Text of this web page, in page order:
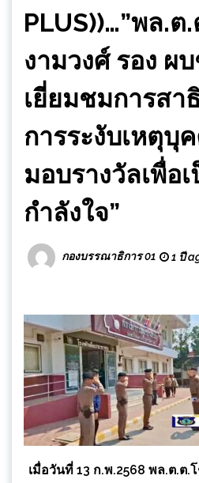
PLUS))…”พล.
งามวงศ์ รอง ผ
เยี่ยมชมการส
การระงับเหตุบุ
มอบรางวัลเพื่อ
กำลังใจ”
กองบรรณาธิการ 01 1 ปี
เมื่อวันที่ 13 ก.พ.2568 พล.ต.ต.